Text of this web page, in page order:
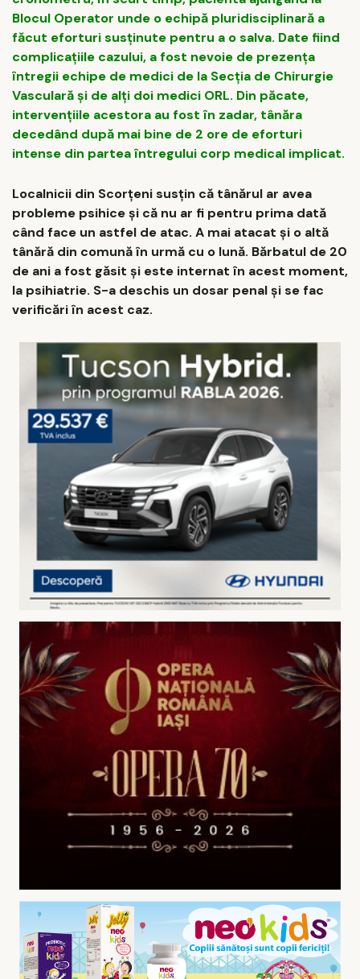
Blocul Operator unde o echipă pluridisciplinară a
făcut eforturi susținute pentru a o salva. Date fiind
complicațiile cazului, a fost nevoie de prezența
întregii echipe de medici de la Secția de Chirurgie
Vasculară și de alți doi medici ORL. Din păcate,
intervențiile acestora au fost în zadar, tânăra
decedând după mai bine de 2 ore de eforturi
intense din partea întregului corp medical implicat.
Localnicii din Scorțeni susţin că tânărul ar avea
probleme psihice şi că nu ar fi pentru prima dată
când face un astfel de atac. A mai atacat şi o altă
tânără din comună în urmă cu o lună. Bărbatul de 20
de ani a fost găsit şi este internat în acest moment,
la psihiatrie. S-a deschis un dosar penal şi se fac
verificări în acest caz.